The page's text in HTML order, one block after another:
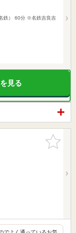
鉄） 60分 ※名鉄吉良吉
見る
お気に入
りに追加